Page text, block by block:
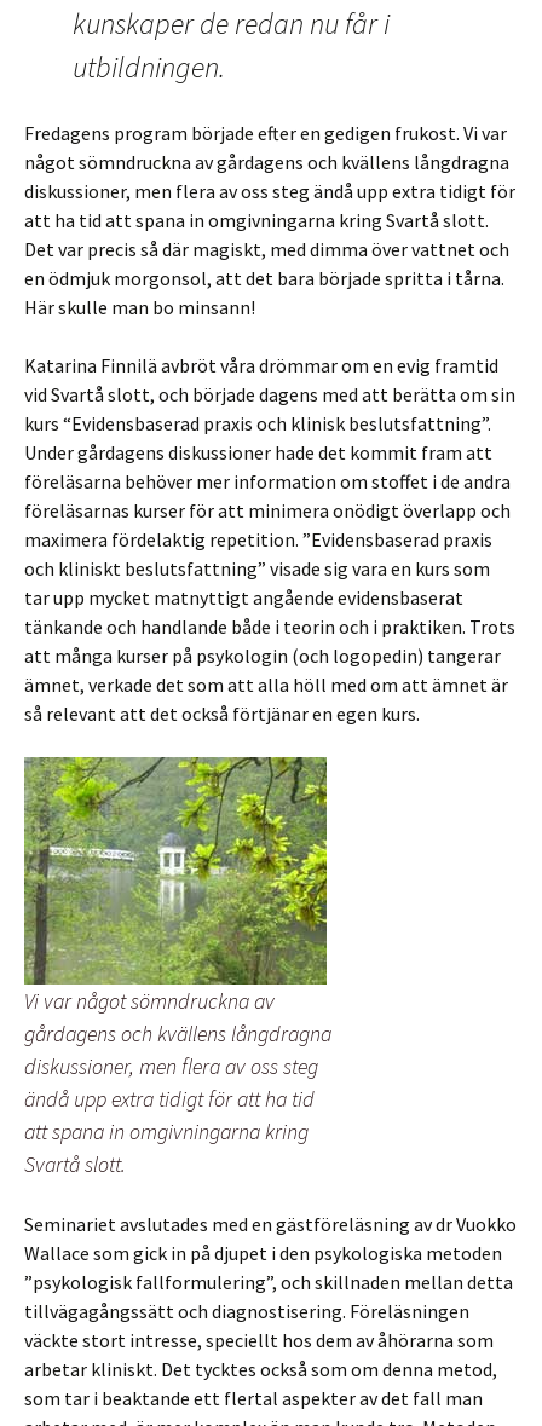
kunskaper de redan nu får i
utbildningen.
Fredagens program började efter en gedigen frukost. Vi var
något sömndruckna av gårdagens och kvällens långdragna
diskussioner, men flera av oss steg ändå upp extra tidigt för
att ha tid att spana in omgivningarna kring Svartå slott.
Det var precis så där magiskt, med dimma över vattnet och
en ödmjuk morgonsol, att det bara började spritta i tårna.
Här skulle man bo minsann!
Katarina Finnilä avbröt våra drömmar om en evig framtid
vid Svartå slott, och började dagens med att berätta om sin
kurs “Evidensbaserad praxis och klinisk beslutsfattning”.
Under gårdagens diskussioner hade det kommit fram att
föreläsarna behöver mer information om stoffet i de andra
föreläsarnas kurser för att minimera onödigt överlapp och
maximera fördelaktig repetition. ”Evidensbaserad praxis
och kliniskt beslutsfattning” visade sig vara en kurs som
tar upp mycket matnyttigt angående evidensbaserat
tänkande och handlande både i teorin och i praktiken. Trots
att många kurser på psykologin (och logopedin) tangerar
ämnet, verkade det som att alla höll med om att ämnet är
så relevant att det också förtjänar en egen kurs.
Vi var något sömndruckna av
gårdagens och kvällens långdragna
diskussioner, men flera av oss steg
ändå upp extra tidigt för att ha tid
att spana in omgivningarna kring
Svartå slott.
Seminariet avslutades med en gästföreläsning av dr Vuokko
Wallace som gick in på djupet i den psykologiska metoden
”psykologisk fallformulering”, och skillnaden mellan detta
tillvägagångssätt och diagnostisering. Föreläsningen
väckte stort intresse, speciellt hos dem av åhörarna som
arbetar kliniskt. Det tycktes också som om denna metod,
som tar i beaktande ett flertal aspekter av det fall man